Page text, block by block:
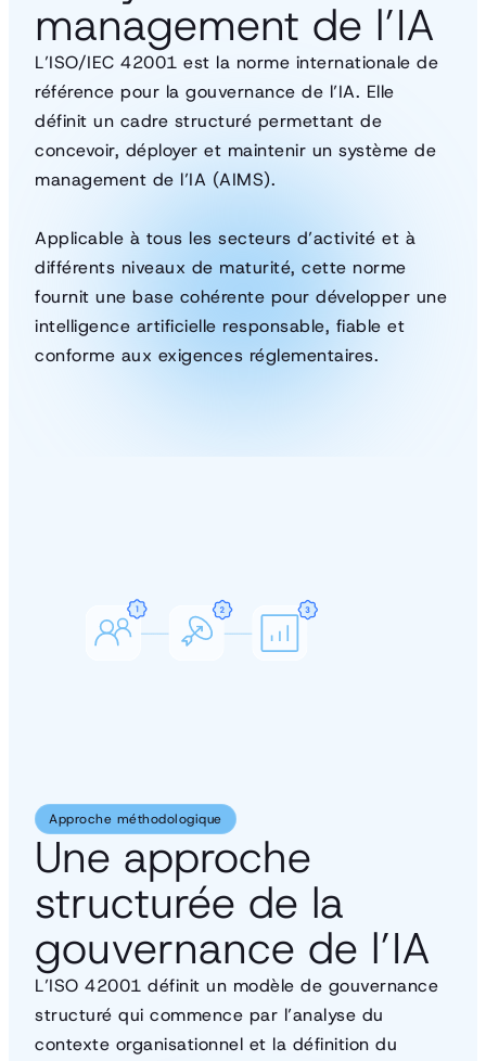
management de l’IA
L’ISO/IEC 42001 est la norme internationale de
référence pour la gouvernance de l’IA. Elle
définit un cadre structuré permettant de
concevoir, déployer et maintenir un système de
management de l’IA (AIMS).
Applicable à tous les secteurs d’activité et à
différents niveaux de maturité, cette norme
fournit une base cohérente pour développer une
intelligence artificielle responsable, fiable et
conforme aux exigences réglementaires.
Approche méthodologique
Une approche
structurée de la
gouvernance de l’IA
L’ISO 42001 définit un modèle de gouvernance
structuré qui commence par l’analyse du
contexte organisationnel et la définition du